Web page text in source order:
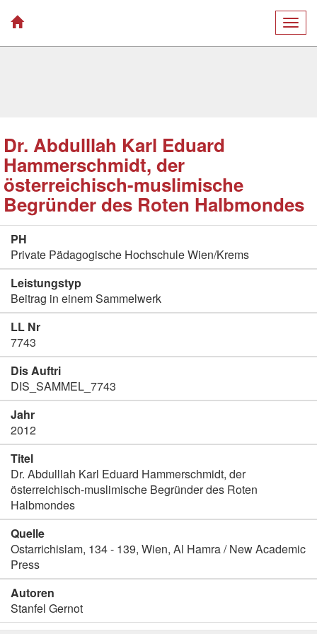
Dr. Abdulllah Karl Eduard
Hammerschmidt, der
österreichisch-muslimische
Begründer des Roten Halbmondes
PH
Private Pädagogische Hochschule Wien/Krems
Leistungstyp
Beitrag in einem Sammelwerk
LL Nr
7743
Dis Auftri
DIS_SAMMEL_7743
Jahr
2012
Titel
Dr. Abdulllah Karl Eduard Hammerschmidt, der
österreichisch-muslimische Begründer des Roten
Halbmondes
Quelle
Ostarrichislam, 134 - 139, Wien, Al Hamra / New Academic
Press
Autoren
Stanfel Gernot